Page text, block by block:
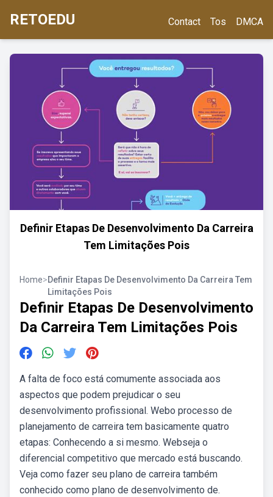
RETOEDU Contact Tos DMCA
Definir Etapas De Desenvolvimento Da Carreira
Tem Limitações Pois
Home>Definir Etapas De Desenvolvimento Da Carreira Tem
Limitações Pois
Definir Etapas De Desenvolvimento
Da Carreira Tem Limitações Pois
A falta de foco está comumente associada aos
aspectos que podem prejudicar o seu
desenvolvimento profissional. Webo processo de
planejamento de carreira tem basicamente quatro
etapas: Conhecendo a si mesmo. Webseja o
diferencial competitivo que mercado está buscando.
Veja como fazer seu plano de carreira também
conhecido como plano de desenvolvimento de.